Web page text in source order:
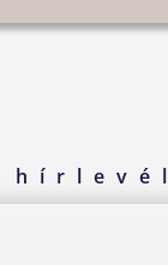
hírlevél